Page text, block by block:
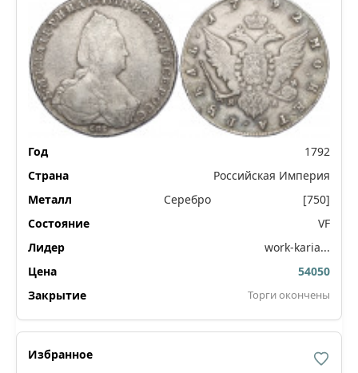
1792
Российская Империя
Серебро
[750]
VF
work-karia...
54050
Торги окончены